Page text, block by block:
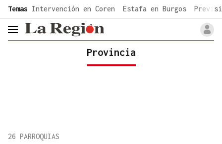
common.go-to-content
Temas Intervención en Coren Estafa en Burgos
header.menu.open
Provincia
26 PARROQUIAS